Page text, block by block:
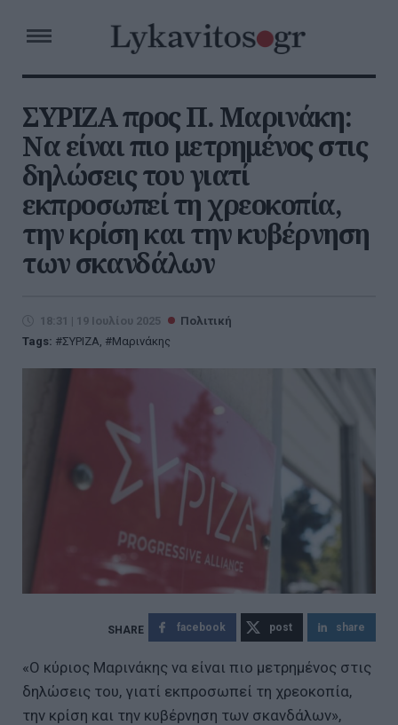
ΣΥΡΙΖΑ προς Π. Μαρινάκη:
Να είναι πιο μετρημένος στις
δηλώσεις του γιατί
εκπροσωπεί τη χρεοκοπία,
την κρίση και την κυβέρνηση
των σκανδάλων
18:31 | 19 Ιουλίου 2025
Πολιτική
Tags:
ΣΥΡΙΖΑ, Μαρινάκης
facebook post share
«Ο κύριος Μαρινάκης να είναι πιο μετρημένος στις
δηλώσεις του, γιατί εκπροσωπεί τη χρεοκοπία,
την κρίση και την κυβέρνηση των σκανδάλων»,